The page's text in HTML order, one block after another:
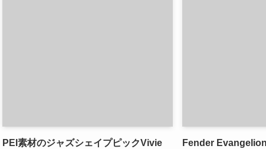
PEI素材のジャズシェイプピックVivie
Fender